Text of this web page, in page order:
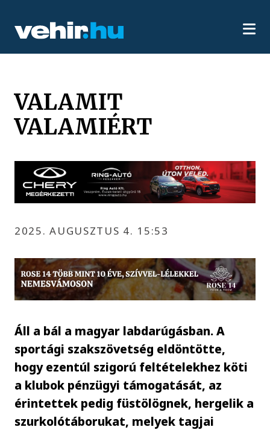
VALAMIT
VALAMIÉRT
2025. AUGUSZTUS 4. 15:53
Áll a bál a magyar labdarúgásban. A
sportági szakszövetség eldöntötte,
hogy ezentúl szigorú feltételekhez köti
a klubok pénzügyi támogatását, az
érintettek pedig füstölögnek, hergelik a
szurkolótáborukat, melyek tagjai